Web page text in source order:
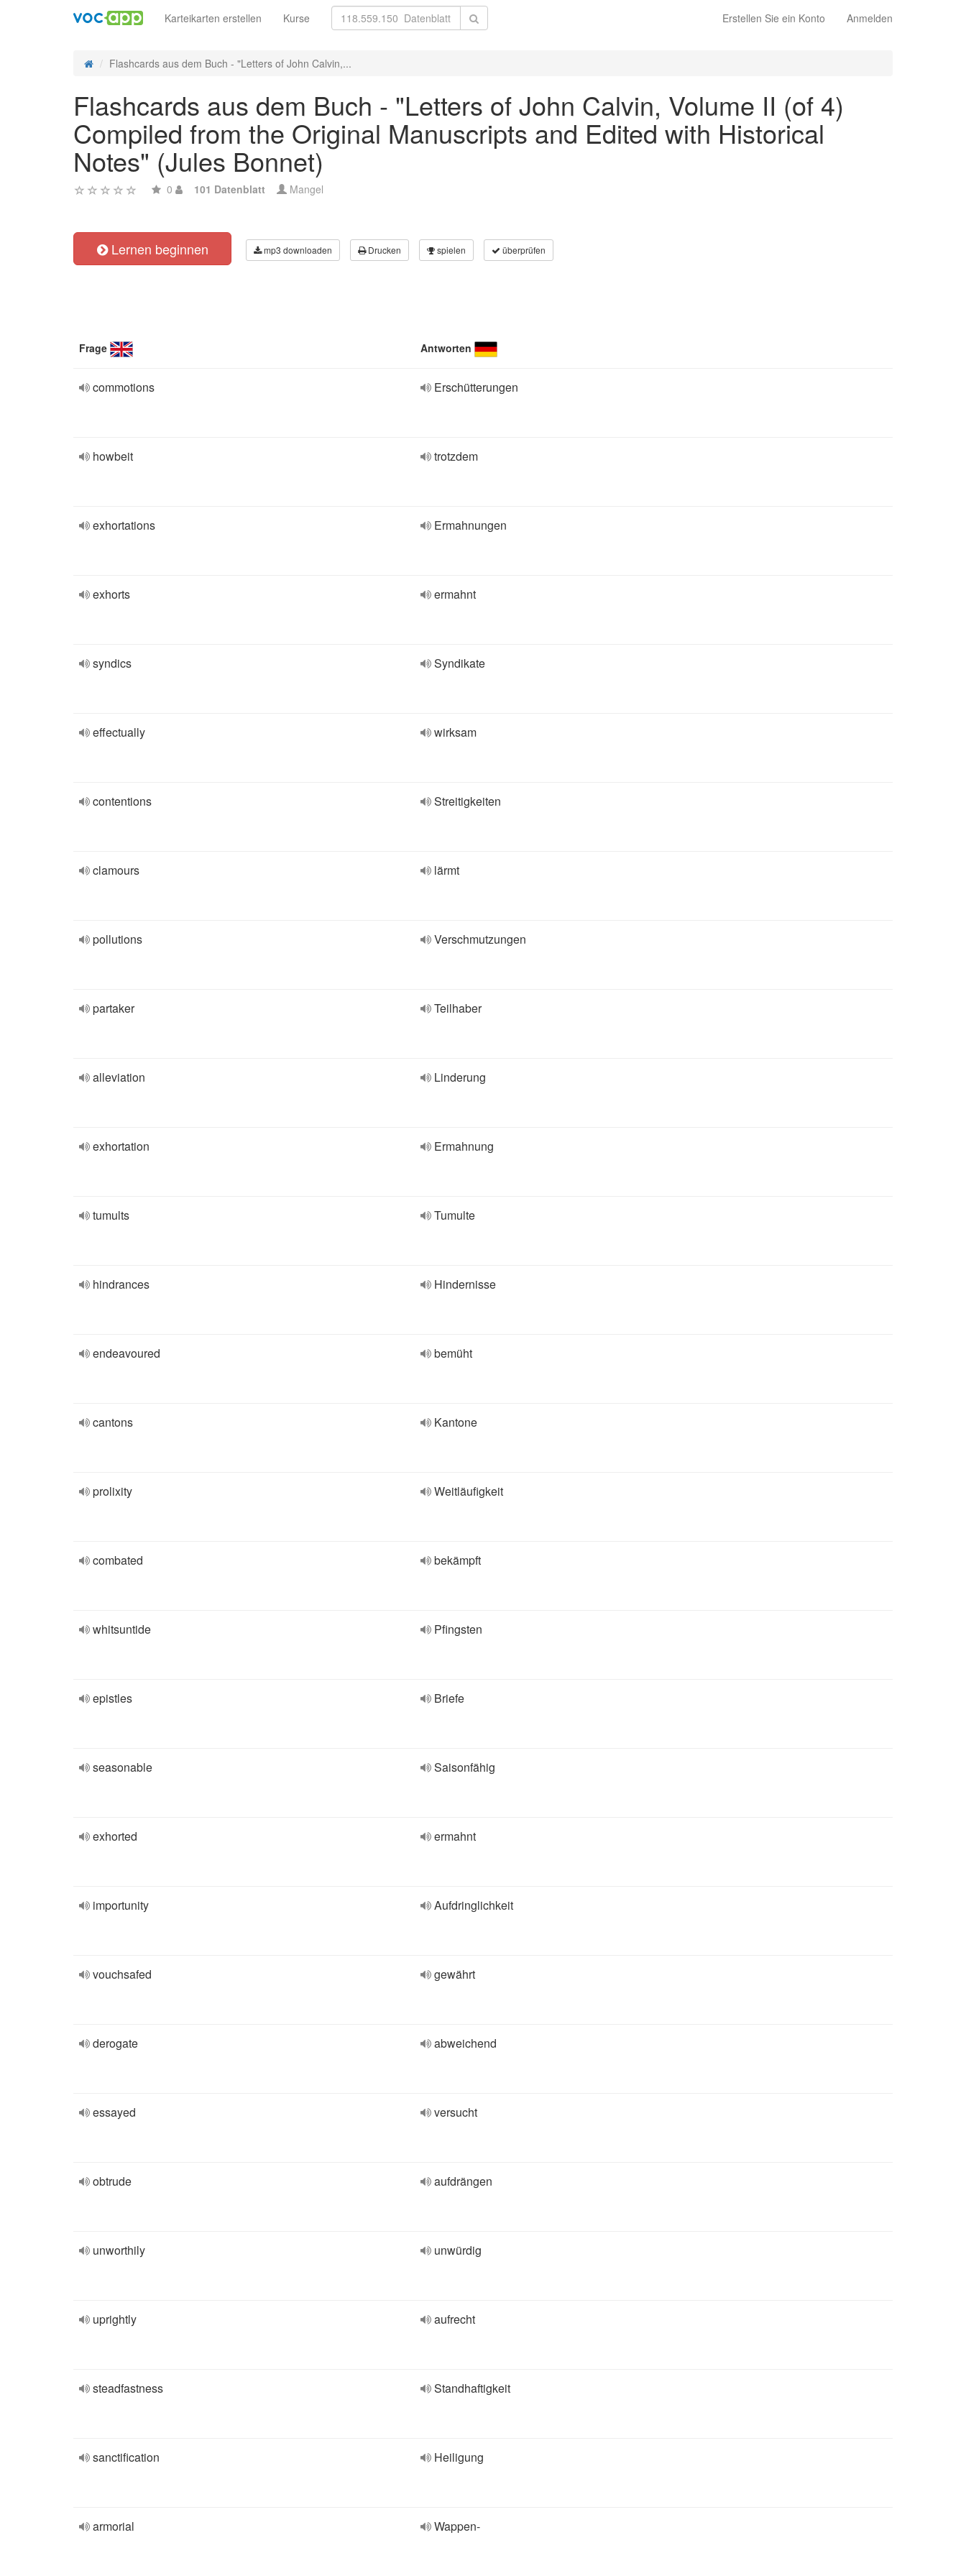
Erstellen Sie ein Konto Anmelden
Karteikarten erstellen Kurse
Flashcards aus dem Buch - "Letters of John Calvin,...
Flashcards aus dem Buch - "Letters of John Calvin, Volume II (of 4)
Compiled from the Original Manuscripts and Edited with Historical
Notes" (Jules Bonnet)
0 101 Datenblatt Mangel
Lernen beginnen mp3 downloaden Drucken spielen überprüfen
Frage Antworten
commotions Erschütterungen
howbeit trotzdem
exhortations Ermahnungen
exhorts ermahnt
syndics Syndikate
effectually wirksam
contentions Streitigkeiten
clamours lärmt
pollutions Verschmutzungen
partaker Teilhaber
alleviation Linderung
exhortation Ermahnung
tumults Tumulte
hindrances Hindernisse
endeavoured bemüht
cantons Kantone
prolixity Weitläufigkeit
combated bekämpft
whitsuntide Pfingsten
epistles Briefe
seasonable Saisonfähig
exhorted ermahnt
importunity Aufdringlichkeit
vouchsafed gewährt
derogate abweichend
essayed versucht
obtrude aufdrängen
unworthily unwürdig
uprightly aufrecht
steadfastness Standhaftigkeit
sanctification Heiligung
armorial Wappen-